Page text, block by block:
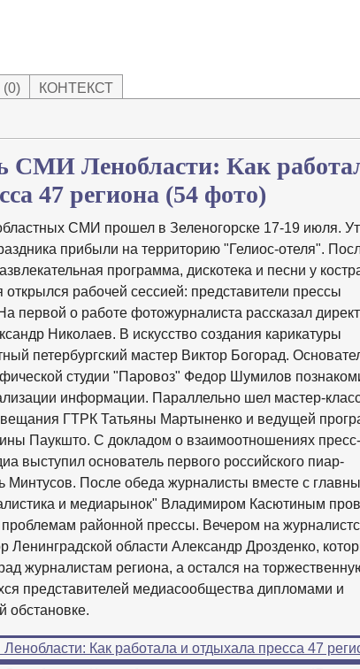
КОНТЕКСТ
СМИ Ленобласти: Как
47 региона (54 фото)
СМИ прошел в Зеленогорске 17-19 июля.
прибыли на территорию "Гелиос-отеля".
программа, дискотека и песни у
рабочей сессией: представители прессы
первой о работе фотожурналиста рассказал
Николаев. В искусство создания карикатуры
петербургский мастер Виктор Богорад.
студии "Паровоз" Федор Шумилов
информации. Параллельно шел мастер-
ГТРК Татьяны Мартыненко и ведущей
Паукшто. С докладом о взаимоотношениях пресс-
выступил основатель первого российского пиар-
Минтусов. После обеда журналисты вместе с
и медиарынок" Владимиром Касютиным
районной прессы. Вечером на
Ленинградской области Александр Дрозденко,
журналистам региона, а остался на
представителей медиасообщества дипломами и
обстановке.